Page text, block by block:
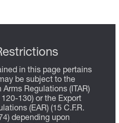
in this page pertains
be subject to the
Regulations (ITAR)
130) or the Export
(EAR) (15 C.F.R.
depending upon